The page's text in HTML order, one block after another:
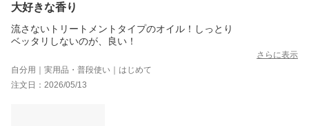
大好きな香り
流さないトリートメントタイプのオイル！しっとり
ベッタリしないのが、良い！
さらに表示
自分用｜実用品・普段使い｜はじめて
注文日：2026/05/13